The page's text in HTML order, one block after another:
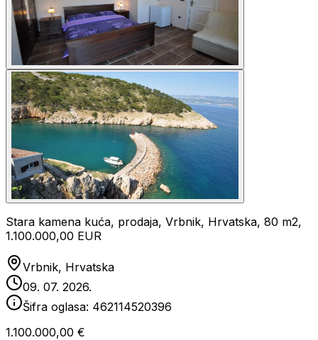
Stara kamena kuća, prodaja, Vrbnik, Hrvatska, 80 m2,
1.100.000,00 EUR
Vrbnik, Hrvatska
09. 07. 2026.
Šifra oglasa: 462114520396
1.100.000,00 €